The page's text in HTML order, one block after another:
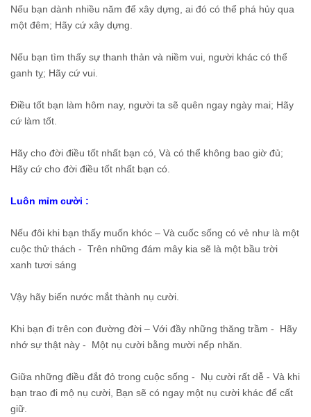
Nếu bạn dành nhiều năm để xây dựng, ai đó có thể phá hủy qua
một đêm; Hãy cứ xây dựng.
Nếu bạn tìm thấy sự thanh thản và niềm vui, người khác có thể
ganh tỵ; Hãy cứ vui.
Điều tốt bạn làm hôm nay, người ta sẽ quên ngay ngày mai; Hãy
cứ làm tốt.
Hãy cho đời điều tốt nhất bạn có, Và có thể không bao giờ đủ;
Hãy cứ cho đời điều tốt nhất bạn có.
Luôn mỉm cười :
Nếu đôi khi bạn thấy muốn khóc – Và cuốc sống có vẻ như là một
cuộc thử thách - Trên những đám mây kia sẽ là một bầu trời
xanh tươi sáng
Vậy hãy biến nước mắt thành nụ cười.
Khi bạn đi trên con đường đời – Với đầy những thăng trầm - Hãy
nhớ sự thật này - Một nụ cười bằng mười nếp nhăn.
Giữa những điều đắt đỏ trong cuộc sống - Nụ cười rất dễ - Và khi
bạn trao đi mộ nụ cười, Bạn sẽ có ngay một nụ cười khác để cất
giữ.